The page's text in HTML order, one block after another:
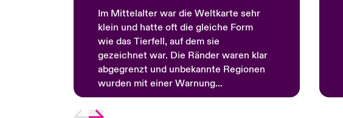
Im Mittelalter war die Weltkarte sehr
klein und hatte oft die gleiche Form
wie das Tierfell, auf dem sie
gezeichnet war. Die Ränder waren klar
abgegrenzt und unbekannte Regionen
wurden mit einer Warnung
gekennzeichnet: "hic sunt dracones" -
hier sind Drachen.